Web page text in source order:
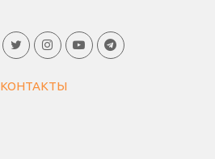
КОНТАКТЫ